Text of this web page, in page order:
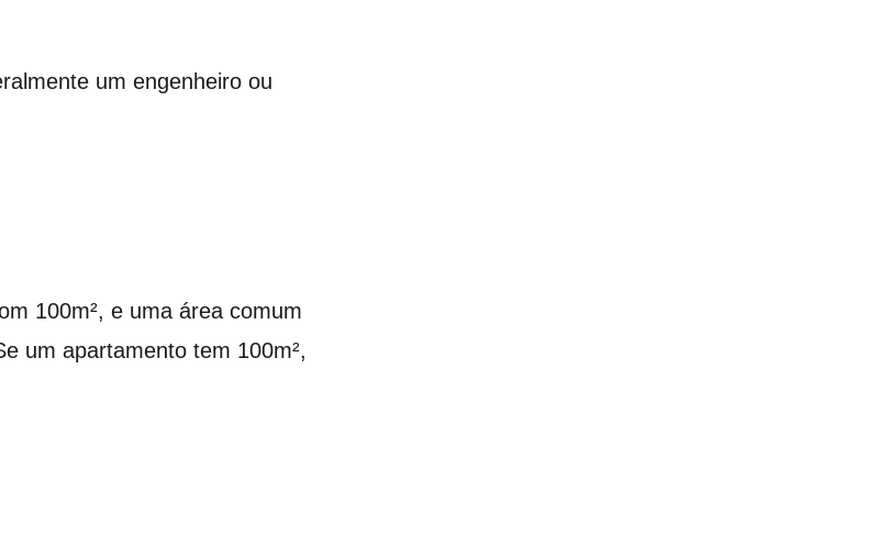
um engenheiro ou
100m², e uma área comum
um apartamento tem 100m²,